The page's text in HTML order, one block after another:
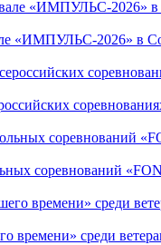
«ИМПУЛЬС-2026» в
соревнований
времени» среди